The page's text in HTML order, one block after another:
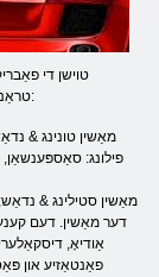
טוישן די
טראַנספאָרמאַציע פון ​​די זעלבע נאָמען, אָבער עס זענען דרייַ געביטן:
מאַשין טונינג &
פילונג:
מאַשין סטילינג & נדאַש;
דער מאַשין. דעם קענען
אַודיאָ,
פאַנטאַזיע און